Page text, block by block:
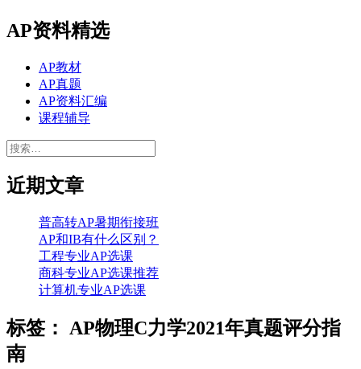
AP资料精选
AP教材
AP真题
AP资料汇编
课程辅导
搜
近期文章
普高转AP暑期衔接班
AP和IB有什么区别？
工程专业AP选课
商科专业AP选课推荐
计算机专业AP选课
标签： AP物理C力学2021年真题评分指
南